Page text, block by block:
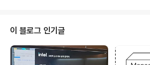
t","w") f.writ..
이 블로그 인기글